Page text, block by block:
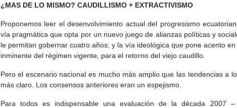
¿MAS DE LO MISMO? CAUDILLISMO + EXTRACTIVISMO
Proponemos leer el desenvolvimiento actual del progresismo
vía pragmática que opta por un nuevo juego de alianzas políticas y
le permitan gobernar cuatro años; y la vía ideológica que pone acento
inminente del régimen vigente, para el retorno del viejo caudillo.
Pero el escenario nacional es mucho más amplio que las tendencias a
más claro. Los consensos anteriores eran un espejismo.
Para todos es indispensable una evaluación de la década 2007